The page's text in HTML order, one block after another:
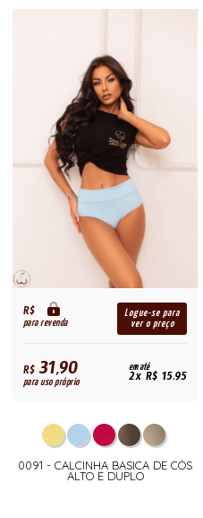
R$
para revenda
Logue-se para
ver o preço
R$31,90
para uso próprio
em até
2x R$ 15,95
0091 - CALCINHA BASICA DE CÓS
ALTO E DUPLO